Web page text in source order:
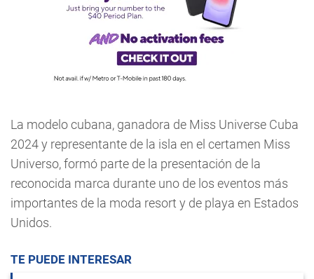
La modelo cubana, ganadora de Miss Universe Cuba
2024 y representante de la isla en el certamen Miss
Universo, formó parte de la presentación de la
reconocida marca durante uno de los eventos más
importantes de la moda resort y de playa en Estados
Unidos.
TE PUEDE INTERESAR